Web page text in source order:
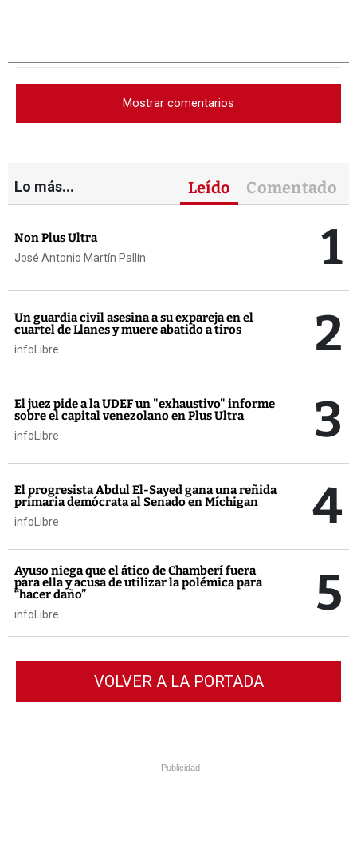
Mostrar comentarios
Lo más... Leído Comentado
Non Plus Ultra
José Antonio Martín Pallín 1
Un guardia civil asesina a su expareja en el
cuartel de Llanes y muere abatido a tiros
infoLibre 2
El juez pide a la UDEF un "exhaustivo" informe
sobre el capital venezolano en Plus Ultra
infoLibre 3
El progresista Abdul El-Sayed gana una reñida
primaria demócrata al Senado en Míchigan
infoLibre 4
Ayuso niega que el ático de Chamberí fuera
para ella y acusa de utilizar la polémica para
“hacer daño”
infoLibre 5
VOLVER A LA PORTADA
Publicidad